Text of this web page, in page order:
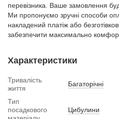
перевізника. Ваше замовлення
Ми пропонуємо зручні способи
накладений платіж або
забезпечити максимально
Характеристики
Тривалість
життя
Багаторічні
Тип
посадкового
Цибулини